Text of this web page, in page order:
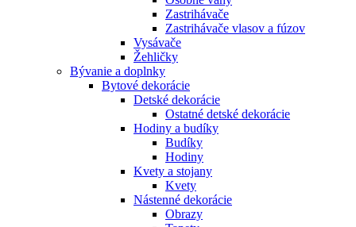
Zastrihávače
Zastrihávače vlasov a fúzov
Vysávače
Žehličky
Bývanie a doplnky
Bytové dekorácie
Detské dekorácie
Ostatné detské dekorácie
Hodiny a budíky
Budíky
Hodiny
Kvety a stojany
Kvety
Nástenné dekorácie
Obrazy